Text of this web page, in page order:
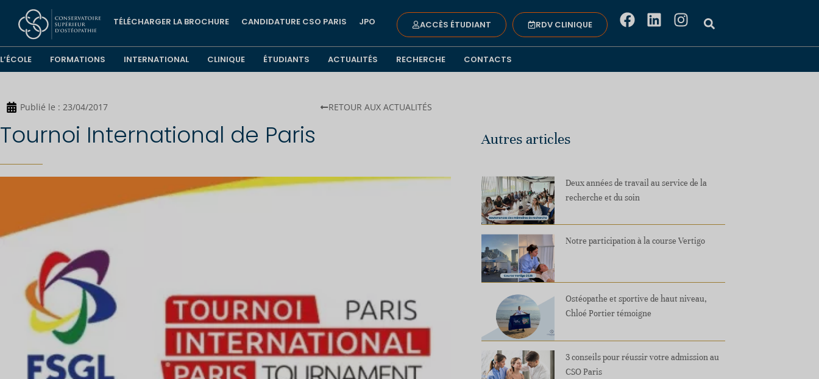
TÉLÉCHARGER LA BROCHURE CANDIDATURE CSO PARIS JPO ACCÈS ÉTUDIANT RDV CLINIQUE
L’ÉCOLE FORMATIONS INTERNATIONAL CLINIQUE ÉTUDIANTS ACTUALITÉS RECHERCHE CONTACTS
Publié le : 23/04/2017 RETOUR AUX ACTUALITÉS
Tournoi International de Paris Autres articles
Deux années de travail au service de la
recherche et du soin
Notre participation à la course Vertigo
Ostéopathe et sportive de haut niveau,
Chloé Portier témoigne
3 conseils pour réussir votre admission au
CSO Paris